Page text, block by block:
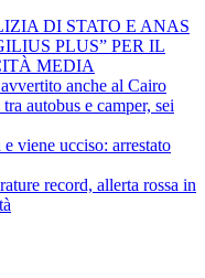
DI STATO E ANAS
PLUS” PER IL
MEDIA
anche al Cairo
autobus e camper, sei
viene ucciso: arrestato
record, allerta rossa in